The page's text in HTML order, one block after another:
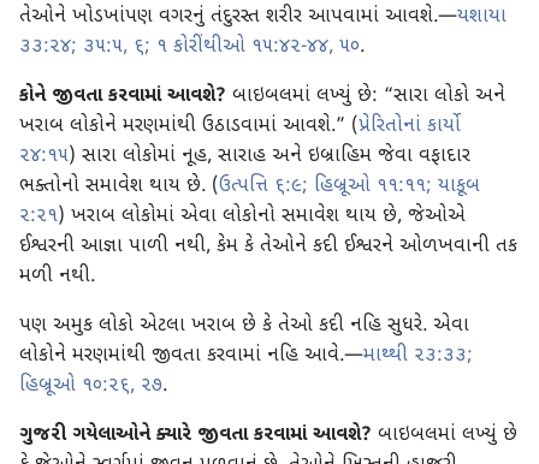
તેઓને ખોડખાંપણ વગરનું તંદુરસ્ત શરીર આપવામાં આવશે.—યશાયા
૩૩:૨૪; ૩૫:૫, ૬; ૧ કોરીંથીઓ ૧૫:૪૨-૪૪, ૫૦.
કોને જીવતા કરવામાં આવશે? બાઇબલમાં લખ્યું છે: “સારા લોકો અને
ખરાબ લોકોને મરણમાંથી ઉઠાડવામાં આવશે.” (પ્રેરિતોનાં કાર્યો
૨૪:૧૫) સારા લોકોમાં નૂહ, સારાહ અને ઇબ્રાહિમ જેવા વફાદાર
ભક્તોનો સમાવેશ થાય છે. (ઉત્પત્તિ ૬:૯; હિબ્રૂઓ ૧૧:૧૧; યાકૂબ
૨:૨૧) ખરાબ લોકોમાં એવા લોકોનો સમાવેશ થાય છે, જેઓએ
ઈશ્વરની આજ્ઞા પાળી નથી, કેમ કે તેઓને કદી ઈશ્વરને ઓળખવાની તક
મળી નથી.
પણ અમુક લોકો એટલા ખરાબ છે કે તેઓ કદી નહિ સુધરે. એવા
લોકોને મરણમાંથી જીવતા કરવામાં નહિ આવે.—માથ્થી ૨૩:૩૩;
હિબ્રૂઓ ૧૦:૨૬, ૨૭.
ગુજરી ગયેલાઓને ક્યારે જીવતા કરવામાં આવશે? બાઇબલમાં લખ્યું છે